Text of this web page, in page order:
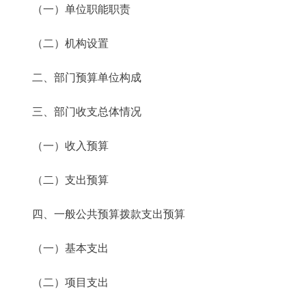
（一）单位职能职责
（二）机构设置
二、部门预算单位构成
三、部门收支总体情况
（一）收入预算
（二）支出预算
四、一般公共预算拨款支出预算
（一）基本支出
（二）项目支出